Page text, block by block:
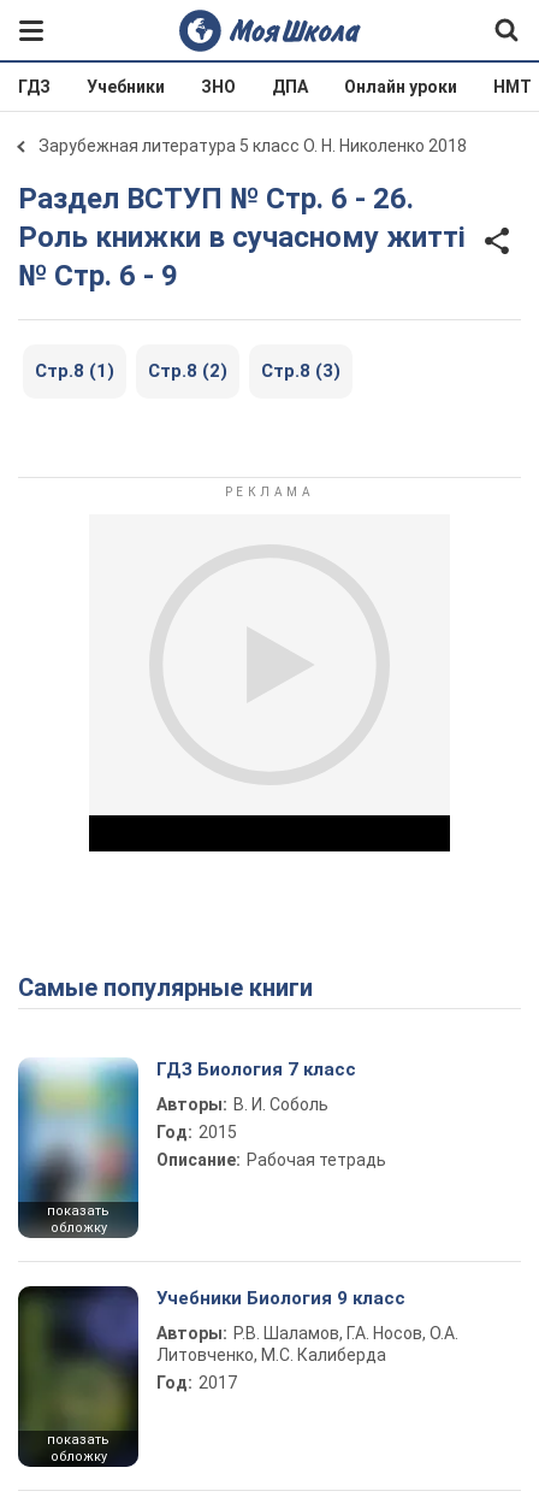
ГДЗ Учебники ЗНО ДПА Онлайн уроки НМТ
Зарубежная литература 5 класс О. Н. Николенко 2018
Раздел ВСТУП № Cтр. 6 - 26.
Роль книжки в сучасному житті
№ Cтр. 6 - 9
Стр.8 (1) Стр.8 (2) Стр.8 (3)
Play Video
Самые популярные книги
показать
обложку
ГДЗ Биология 7 класс
Авторы: В. И. Соболь
Год: 2015
Описание: Рабочая тетрадь
показать
обложку
Учебники Биология 9 класс
Авторы: Р.В. Шаламов, Г.А. Носов, О.А.
Литовченко, М.С. Калиберда
Год: 2017